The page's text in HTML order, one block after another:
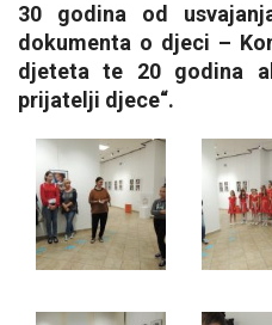
30 godina od
dokumenta o djeci –
djeteta te 20 godina
prijatelji djece“.